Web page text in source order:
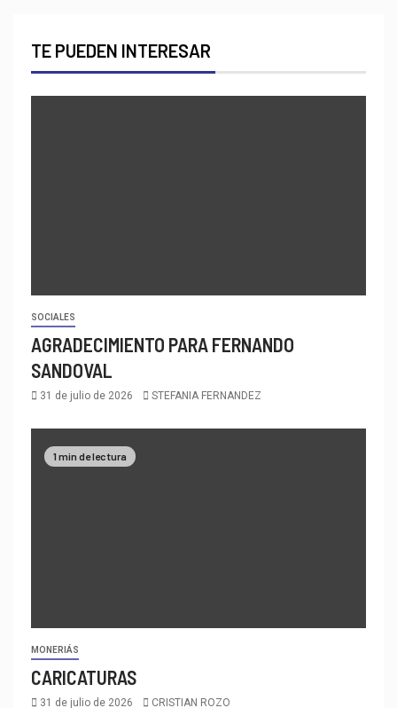
TE PUEDEN INTERESAR
SOCIALES
AGRADECIMIENTO PARA FERNANDO
SANDOVAL
31 de julio de 2026 STEFANIA FERNANDEZ
1 min de lectura
MONERIÁS
CARICATURAS
31 de julio de 2026 CRISTIAN ROZO